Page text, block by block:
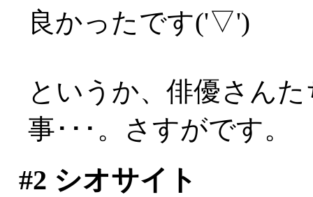
良かったです('▽')
というか、俳優さん
事･･･。さすがです。
#2 シオサイト